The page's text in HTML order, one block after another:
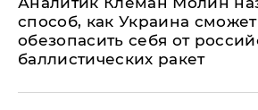
способ, как Украина сможет
обезопасить себя от
баллистических ракет